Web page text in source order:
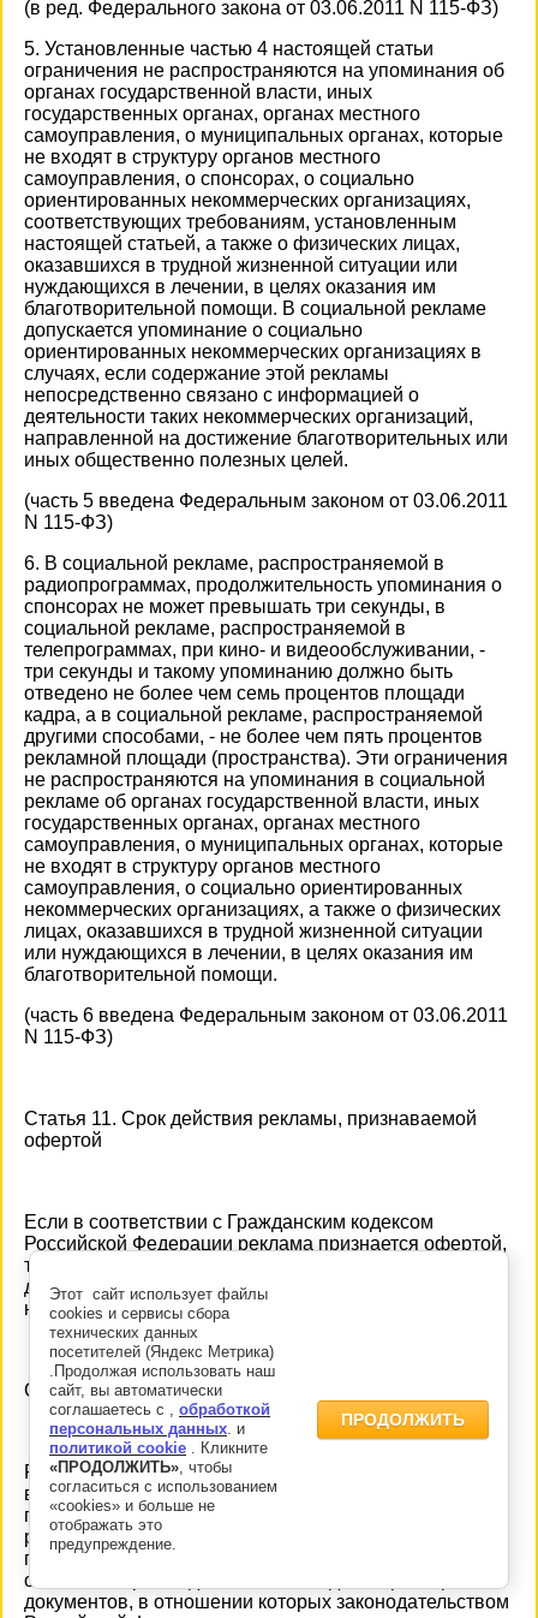
(в ред. Федерального закона от 03.06.2011 N 115-ФЗ)
5. Установленные частью 4 настоящей статьи
ограничения не распространяются на упоминания об
органах государственной власти, иных
государственных органах, органах местного
самоуправления, о муниципальных органах, которые
не входят в структуру органов местного
самоуправления, о спонсорах, о социально
ориентированных некоммерческих организациях,
соответствующих требованиям, установленным
настоящей статьей, а также о физических лицах,
оказавшихся в трудной жизненной ситуации или
нуждающихся в лечении, в целях оказания им
благотворительной помощи. В социальной рекламе
допускается упоминание о социально
ориентированных некоммерческих организациях в
случаях, если содержание этой рекламы
непосредственно связано с информацией о
деятельности таких некоммерческих организаций,
направленной на достижение благотворительных или
иных общественно полезных целей.
(часть 5 введена Федеральным законом от 03.06.2011
N 115-ФЗ)
6. В социальной рекламе, распространяемой в
радиопрограммах, продолжительность упоминания о
спонсорах не может превышать три секунды, в
социальной рекламе, распространяемой в
телепрограммах, при кино- и видеообслуживании, -
три секунды и такому упоминанию должно быть
отведено не более чем семь процентов площади
кадра, а в социальной рекламе, распространяемой
другими способами, - не более чем пять процентов
рекламной площади (пространства). Эти ограничения
не распространяются на упоминания в социальной
рекламе об органах государственной власти, иных
государственных органах, органах местного
самоуправления, о муниципальных органах, которые
не входят в структуру органов местного
самоуправления, о социально ориентированных
некоммерческих организациях, а также о физических
лицах, оказавшихся в трудной жизненной ситуации
или нуждающихся в лечении, в целях оказания им
благотворительной помощи.
(часть 6 введена Федеральным законом от 03.06.2011
N 115-ФЗ)
Статья 11. Срок действия рекламы, признаваемой
офертой
Если в соответствии с Гражданским кодексом
Российской Федерации реклама признается офертой,
такая оферта действует в течение двух месяцев со
дня распространения рекламы при условии, что в ней
не указан иной срок.
Статья 12. Сроки хранения рекламных материалов
Рекламные материалы или их копии, в том числе все
вносимые в них изменения, а также договоры на
производство, размещение и распространение
рекламы должны храниться в течение года со дня
последнего распространения рекламы или со дня
окончания сроков действия таких договоров, кроме
документов, в отношении которых законодательством
Этот сайт использует файлы
cookies и сервисы сбора
технических данных
посетителей (Яндекс Метрика)
.Продолжая использовать наш
сайт, вы автоматически
соглашаетесь с , обработкой
персональных данных. и
политикой cookie . Кликните
«ПРОДОЛЖИТЬ», чтобы
согласиться с использованием
«cookies» и больше не
отображать это
предупреждение.
ПРОДОЛЖИТЬ